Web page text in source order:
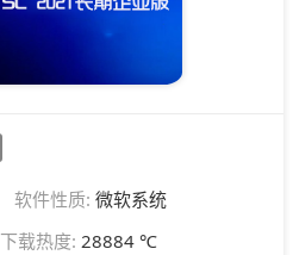
软件性质: 微软系统
下载热度: 28884 ℃